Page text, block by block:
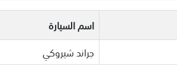
اسم السيارة
جراند شيروكي